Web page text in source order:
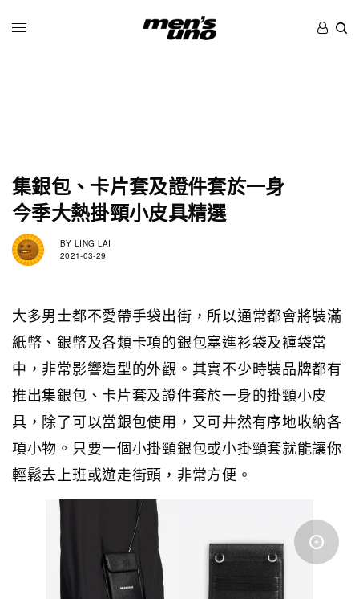
集銀包、卡片套及證件套於一身
今季大熱掛頸小皮具精選
BY LING LAI
2021-03-29
大多男士都不愛帶手袋出街，所以通常都會將裝滿
紙幣、銀幣及各類卡項的銀包塞進衫袋及褲袋當
中，非常影響造型的外觀。其實不少時裝品牌都有
推出集銀包、卡片套及證件套於一身的掛頸小皮
具，除了可以當銀包使用，又可井然有序地收納各
項小物。只要一個小掛頸銀包或小掛頸套就能讓你
輕鬆去上班或遊走街頭，非常方便。